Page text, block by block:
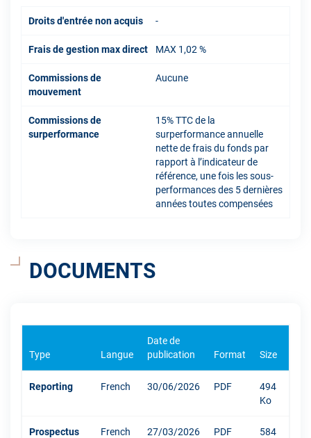
Droits d'entrée non acquis -
Frais de gestion max direct MAX 1,02 %
Commissions de
mouvement
Aucune
Commissions de
surperformance
15% TTC de la
surperformance annuelle
nette de frais du fonds par
rapport à l’indicateur de
référence, une fois les sous-
performances des 5 dernières
années toutes compensées
DOCUMENTS
Type Langue
Date de
publication
Format Size
Reporting French 30/06/2026 PDF
494
Ko
Prospectus French 27/03/2026 PDF
584